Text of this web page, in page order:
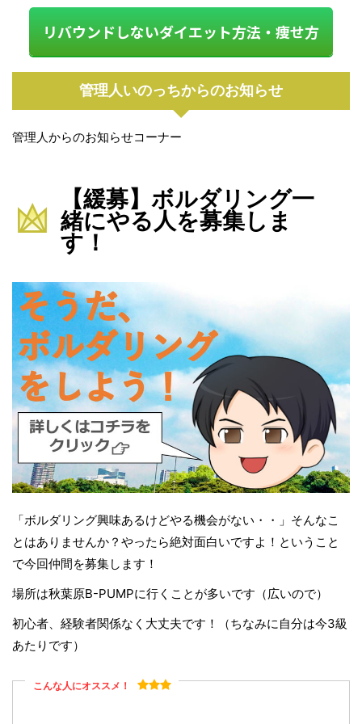
リバウンドしないダイエット方法・痩せ方
管理人いのっちからのお知らせ
管理人からのお知らせコーナー
【緩募】ボルダリング一
緒にやる人を募集しま
す！
「ボルダリング興味あるけどやる機会がない・・」そんなこ
とはありませんか？やったら絶対面白いですよ！ということ
で今回仲間を募集します！
場所は秋葉原B-PUMPに行くことが多いです（広いので）
初心者、経験者関係なく大丈夫です！（ちなみに自分は今3級
あたりです）
こんな人にオススメ！